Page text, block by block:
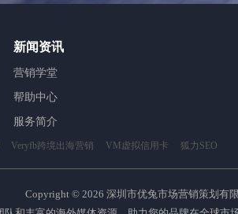
新闻资讯
营销学堂
帮助中心
服务简介
Veryfb跨境出海营销 VM虚拟信用卡 狐力SEO
Copyright © 2026 深圳市优兔市场营销策划有